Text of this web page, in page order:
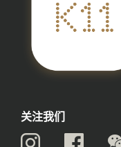
关注我们